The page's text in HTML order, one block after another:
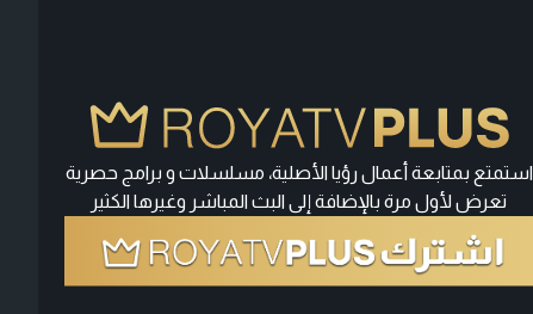
استمتع بمتابعة أعمال رؤيا الأصلية، مسلسلات و برامج حصرية
تعرض لأول مرة بالإضافة إلى البث المباشر وغيرها الكثير